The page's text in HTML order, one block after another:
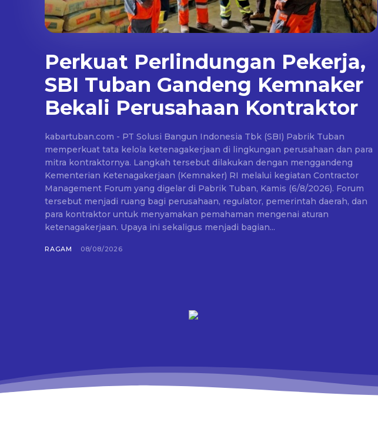
Perkuat Perlindungan Pekerja,
SBI Tuban Gandeng Kemnaker
Bekali Perusahaan Kontraktor
kabartuban.com - PT Solusi Bangun Indonesia Tbk (SBI) Pabrik Tuban
memperkuat tata kelola ketenagakerjaan di lingkungan perusahaan dan para
mitra kontraktornya. Langkah tersebut dilakukan dengan menggandeng
Kementerian Ketenagakerjaan (Kemnaker) RI melalui kegiatan Contractor
Management Forum yang digelar di Pabrik Tuban, Kamis (6/8/2026). Forum
tersebut menjadi ruang bagi perusahaan, regulator, pemerintah daerah, dan
para kontraktor untuk menyamakan pemahaman mengenai aturan
ketenagakerjaan. Upaya ini sekaligus menjadi bagian...
RAGAM 08/08/2026